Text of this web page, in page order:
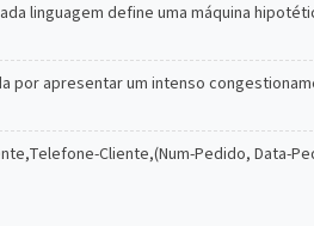
linguagem define uma máquina
por apresentar um intenso
Cliente,(Num-Pedido, Data-